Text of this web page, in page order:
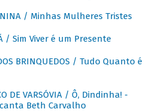
NINA / Minhas Mulheres Tristes
/ Sim Viver é um Presente
BRINQUEDOS / Tudo Quanto é
DE VARSÓVIA / Ô, Dindinha! -
Beth Carvalho